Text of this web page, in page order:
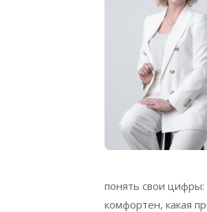
понять свои
комфортен, какая